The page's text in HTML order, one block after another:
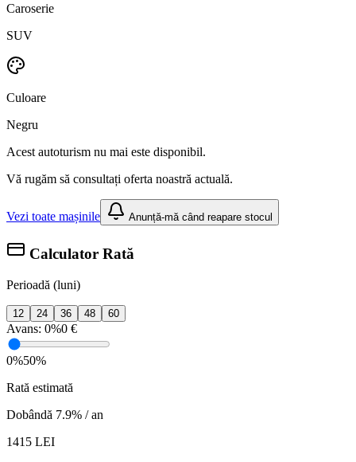
Caroserie
SUV
Culoare
Negru
Acest autoturism nu mai este disponibil.
Vă rugăm să consultați oferta noastră actuală.
Vezi toate mașinile Anunță-mă când reapare stocul
Calculator Rată
Perioadă (luni)
12 24 36 48 60
Avans: 0%0 €
0%50%
Rată estimată
Dobândă 7.9% / an
1415 LEI